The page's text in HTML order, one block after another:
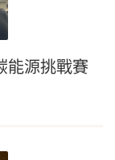
能源挑戰賽